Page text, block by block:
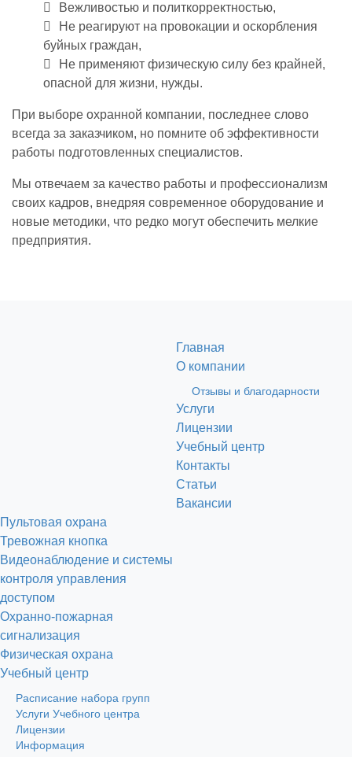
Вежливостью и политкорректностью,
Не реагируют на провокации и оскорбления
буйных граждан,
Не применяют физическую силу без крайней,
опасной для жизни, нужды.
При выборе охранной компании, последнее слово
всегда за заказчиком, но помните об эффективности
работы подготовленных специалистов.
Мы отвечаем за качество работы и профессионализм
своих кадров, внедряя современное оборудование и
новые методики, что редко могут обеспечить мелкие
предприятия.
Главная
О компании
Отзывы и благодарности
Услуги
Лицензии
Учебный центр
Контакты
Статьи
Вакансии
Пультовая охрана
Тревожная кнопка
Видеонаблюдение и системы
контроля управления
доступом
Охранно-пожарная
сигнализация
Физическая охрана
Учебный центр
Расписание набора групп
Услуги Учебного центра
Лицензии
Информация